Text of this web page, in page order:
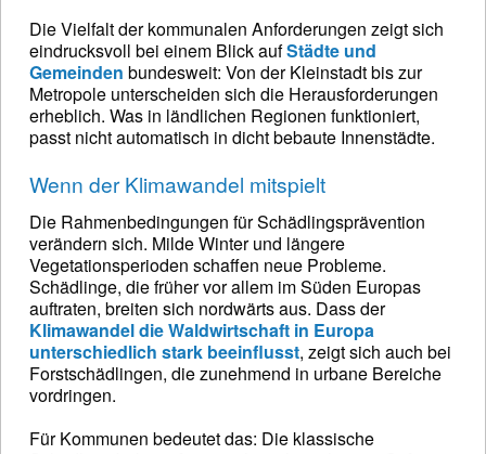
Die Vielfalt der kommunalen Anforderungen zeigt sich
eindrucksvoll bei einem Blick aufStädte und
Gemeinden bundesweit: Von der Kleinstadt bis zur
Metropole unterscheiden sich die Herausforderungen
erheblich. Was in ländlichen Regionen funktioniert,
passt nicht automatisch in dicht bebaute Innenstädte.
Wenn der Klimawandel mitspielt
Die Rahmenbedingungen für Schädlingsprävention
verändern sich. Milde Winter und längere
Vegetationsperioden schaffen neue Probleme.
Schädlinge, die früher vor allem im Süden Europas
auftraten, breiten sich nordwärts aus. Dass der
Klimawandel die Waldwirtschaft in Europa
unterschiedlich stark beeinflusst, zeigt sich auch bei
Forstschädlingen, die zunehmend in urbane Bereiche
vordringen.
Für Kommunen bedeutet das: Die klassische